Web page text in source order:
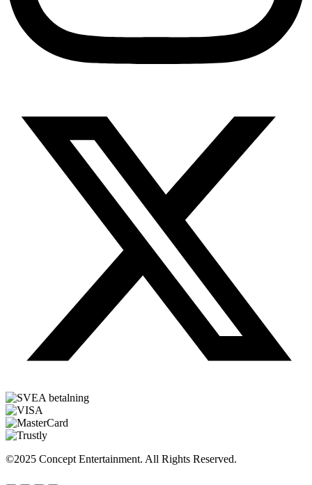
©2025 Concept Entertainment. All Rights Reserved.